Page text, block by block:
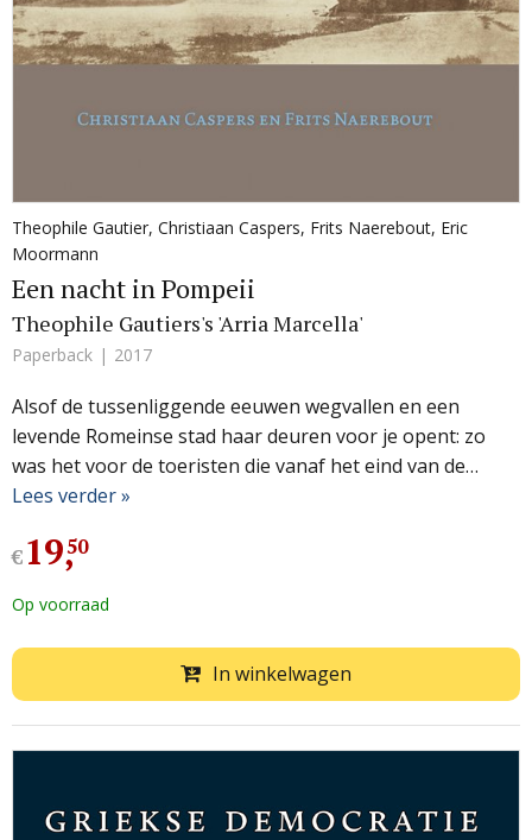
Theophile Gautier, Christiaan Caspers, Frits Naerebout, Eric
Moormann
Een nacht in Pompeii
Theophile Gautiers's 'Arria Marcella'
Paperback 2017
Alsof de tussenliggende eeuwen wegvallen en een
levende Romeinse stad haar deuren voor je opent: zo
was het voor de toeristen die vanaf het eind van de…
Lees verder »
€19,
50
Op voorraad
In winkelwagen